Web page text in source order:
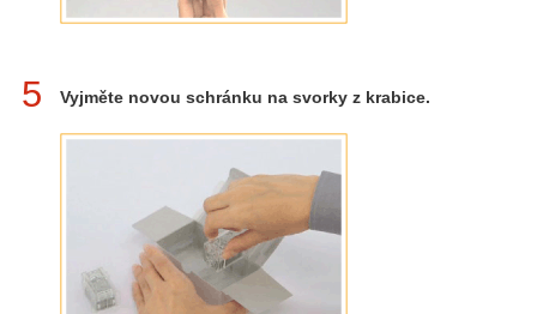
5 Vyjměte novou schránku na svorky z krabice.